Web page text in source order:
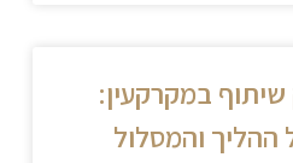
במקרקעין:
ההליך והמסלול